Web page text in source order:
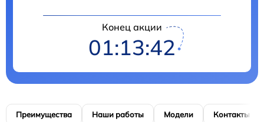
Конец акции
01:13:42
Преимущества Наши работы Модели Контакты